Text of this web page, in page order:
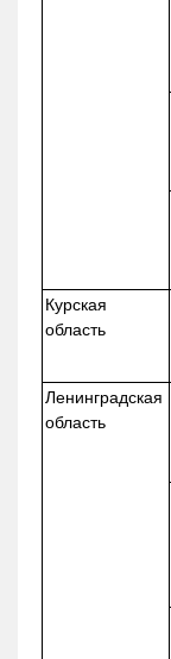
Курская
область
Ленинградская
область